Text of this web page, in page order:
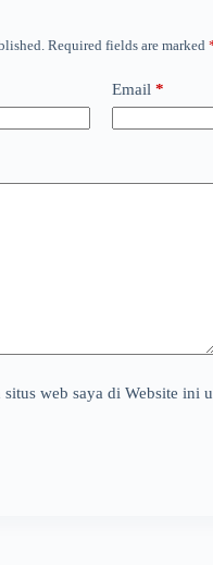
Required fields are marked
Email *
situs web saya di Website ini